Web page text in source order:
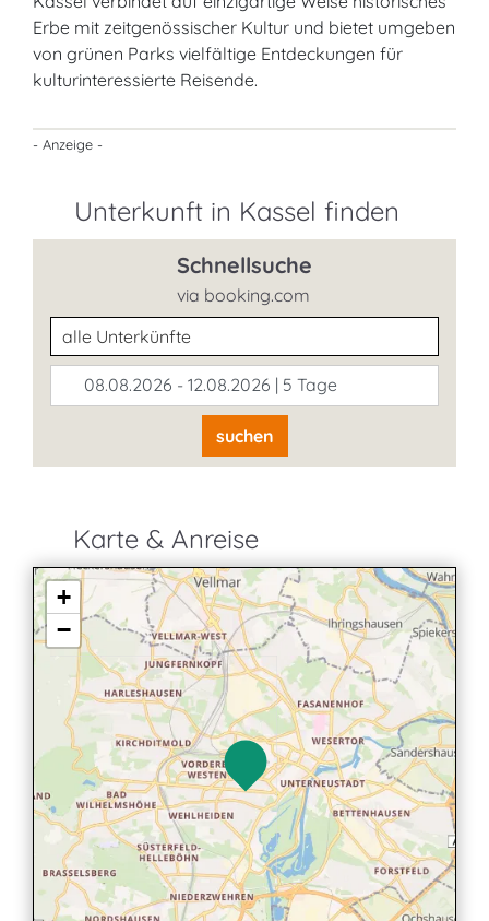
Erbe mit zeitgenössischer Kultur und bietet umgeben
von grünen Parks vielfältige Entdeckungen für
kulturinteressierte Reisende.
- Anzeige -
Unterkunft in Kassel finden
Schnellsuche
via booking.com
Unterkunftsart
08.08.2026 - 12.08.2026 | 5 Tage
suchen
Karte & Anreise
+
−